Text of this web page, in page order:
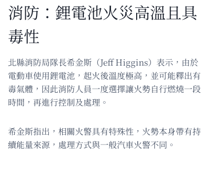
消防：鋰電池火災高溫且具
毒性
北縣消防局隊長希金斯（Jeff Higgins）表示，由於
電動車使用鋰電池，起火後溫度極高，並可能釋出有
毒氣體，因此消防人員一度選擇讓火勢自行燃燒一段
時間，再進行控制及處理。
希金斯指出，相關火警具有特殊性，火勢本身帶有持
續能量來源，處理方式與一般汽車火警不同。